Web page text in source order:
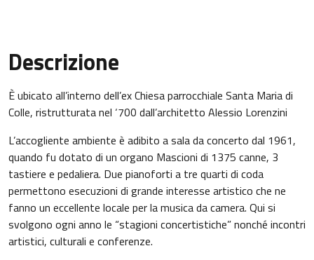
Descrizione
È ubicato all’interno dell’ex Chiesa parrocchiale Santa Maria di
Colle, ristrutturata nel ‘700 dall’architetto Alessio Lorenzini
L’accogliente ambiente è adibito a sala da concerto dal 1961,
quando fu dotato di un organo Mascioni di 1375 canne, 3
tastiere e pedaliera. Due pianoforti a tre quarti di coda
permettono esecuzioni di grande interesse artistico che ne
fanno un eccellente locale per la musica da camera. Qui si
svolgono ogni anno le “stagioni concertistiche” nonché incontri
artistici, culturali e conferenze.